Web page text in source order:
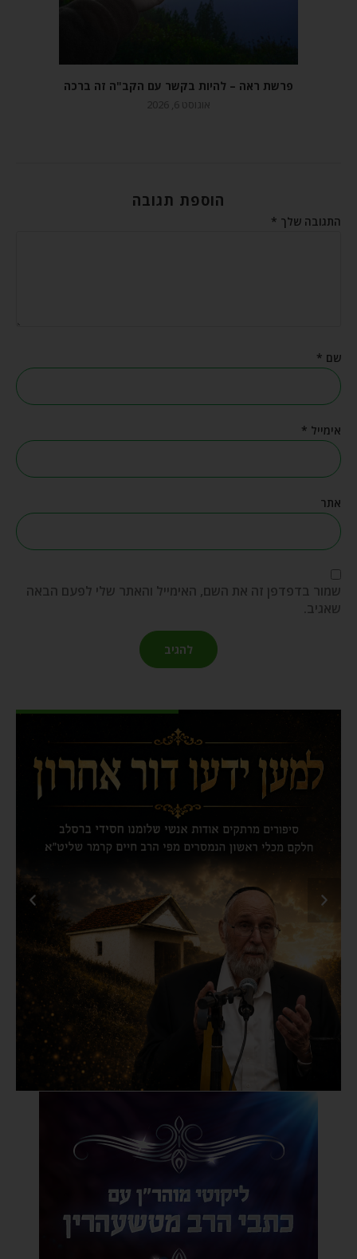
פרשת ראה – להיות בקשר עם הקב"ה זה ברכה
אוגוסט 6, 2026
הוספת תגובה
התגובה שלך *
שם *
אימייל *
אתר
שמור בדפדפן זה את השם, האימייל והאתר שלי לפעם הבאה
שאגיב.